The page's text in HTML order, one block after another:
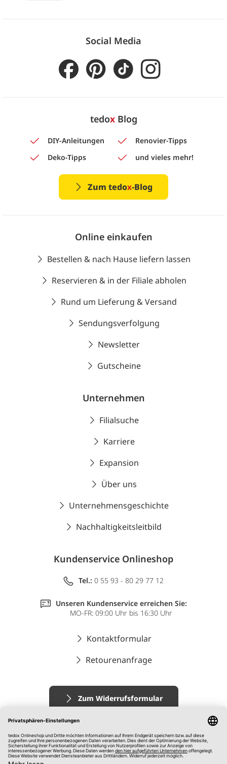
Social Media
tedoxBlog
DIY-Anleitungen
Renovier-Tipps
Deko-Tipps
und vieles mehr!
Zum tedox-Blog
Online einkaufen
Bestellen & nach Hause liefern lassen
Reservieren & in der Filiale abholen
Rund um Lieferung & Versand
Sendungsverfolgung
Newsletter
Gutscheine
Unternehmen
Filialsuche
Karriere
Expansion
Über uns
Unternehmensgeschichte
Nachhaltigkeitsleitbild
Kundenservice Onlineshop
Tel.: 0 55 93 - 80 29 77 12
Unseren Kundenservice erreichen Sie:
MO-FR: 09:00 Uhr bis 16:30 Uhr
Kontaktformular
Retourenanfrage
Zum Widerrufsformular
Impressum
AGB